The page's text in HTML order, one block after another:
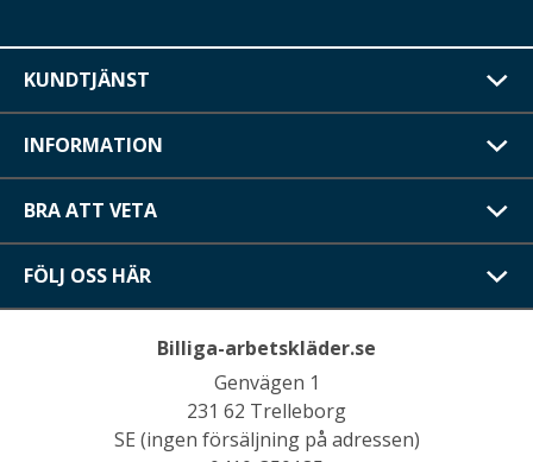
KUNDTJÄNST
INFORMATION
BRA ATT VETA
FÖLJ OSS HÄR
Billiga-arbetskläder.se
Genvägen 1
231 62 Trelleborg
SE (ingen försäljning på adressen)